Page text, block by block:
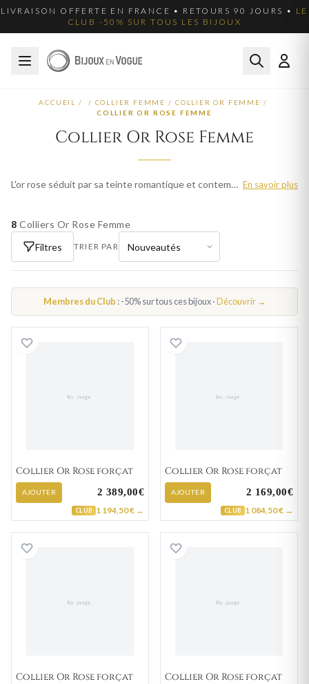
LIVRAISON OFFERTE EN FRANCE • RETOURS 90 JOURS • LE
CLUB -50% SUR TOUS LES BIJOUX
ACCUEIL / / COLLIER FEMME / COLLIER OR FEMME /
COLLIER OR ROSE FEMME
Collier Or Rose Femme
L'or rose séduit par sa teinte romantique et contemporaine. Nos colliers en or rose femme apportent douceur et féminité. Livraison offerte en France métropolitaine. En savoir plus
8 Colliers Or Rose Femme
Filtres
TRIER PAR
Membres du Club : -50% sur tous ces bijoux ·Découvrir →
Collier Or Rose forçat
Collier Or Rose forçat
AJOUTER 2 389,00€
CLUB 1 194,50 € →
Collier Or Rose forçat
AJOUTER 2 169,00€
CLUB 1 084,50 € →
Collier Or Rose forçat
Collier Or Rose forçat Collier Or Rose forçat